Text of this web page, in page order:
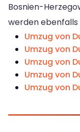
Bosnien-
werden
Umzug von
Umzug von
Umzug von
Umzug von
Umzug von